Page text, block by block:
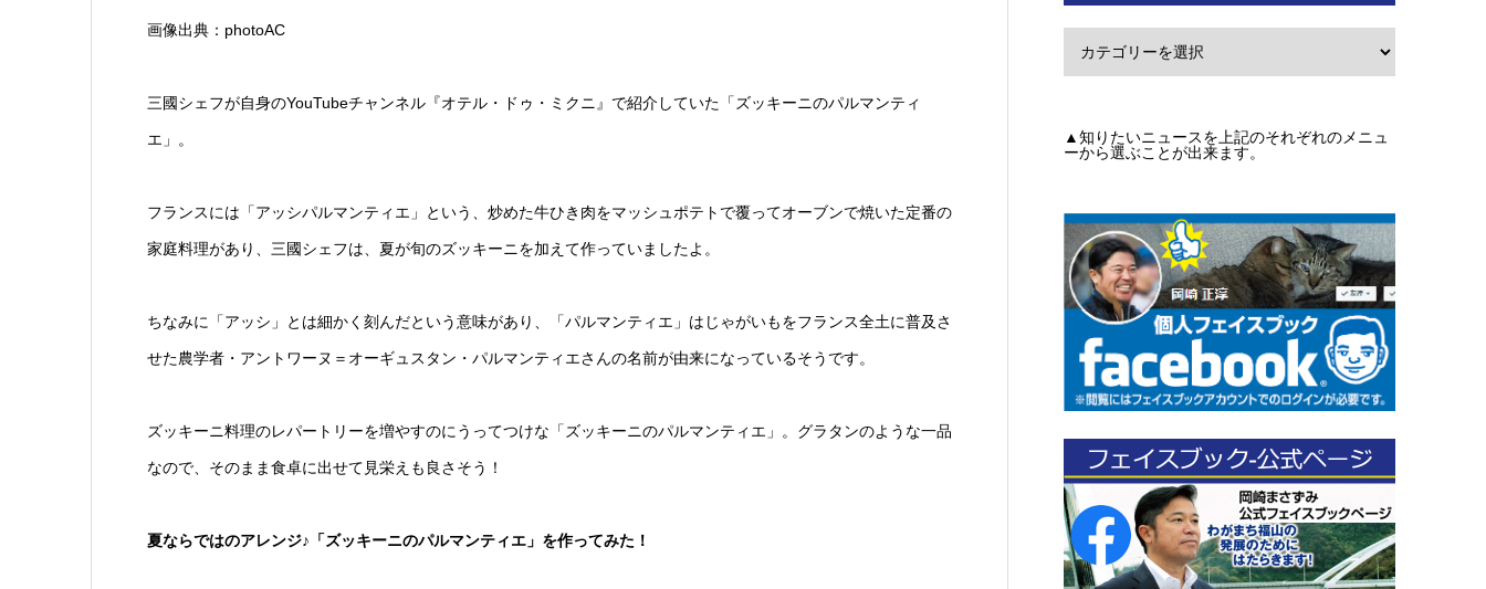
画像出典：photoAC
三國シェフが自身のYouTubeチャンネル『オテル・ドゥ・ミクニ』で紹介していた「ズッキーニのパルマンティ
エ」。
フランスには「アッシパルマンティエ」という、炒めた牛ひき肉をマッシュポテトで覆ってオーブンで焼いた定番の
家庭料理があり、三國シェフは、夏が旬のズッキーニを加えて作っていましたよ。
ちなみに「アッシ」とは細かく刻んだという意味があり、「パルマンティエ」はじゃがいもをフランス全土に普及さ
せた農学者・アントワーヌ＝オーギュスタン・パルマンティエさんの名前が由来になっているそうです。
ズッキーニ料理のレパートリーを増やすのにうってつけな「ズッキーニのパルマンティエ」。グラタンのような一品
なので、そのまま食卓に出せて見栄えも良さそう！
夏ならではのアレンジ♪「ズッキーニのパルマンティエ」を作ってみた！
▲知りたいニュースを上記のそれぞれのメニュ
ーから選ぶことが出来ます。